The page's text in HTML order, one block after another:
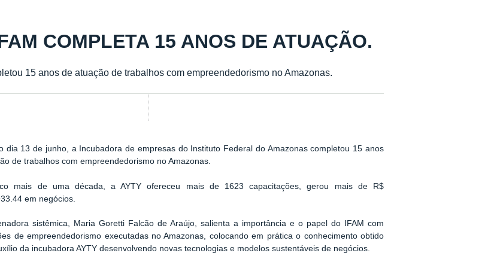
COMPLETA 15 ANOS DE ATUAÇÃO.
15 anos de atuação de trabalhos com empreendedorismo no Amazonas.
carousel
dia 13 de junho, a Incubadora de empresas do Instituto Federal do Amazonas completou 15 anos
de trabalhos com empreendedorismo no Amazonas.
mais de uma década, a AYTY ofereceu mais de 1623 capacitações, gerou mais de R$
em negócios.
sistêmica, Maria Goretti Falcão de Araújo, salienta a importância e o papel do IFAM com
de empreendedorismo executadas no Amazonas, colocando em prática o conhecimento obtido
da incubadora AYTY desenvolvendo novas tecnologias e modelos sustentáveis de negócios.